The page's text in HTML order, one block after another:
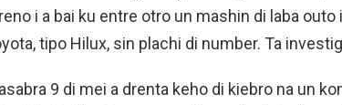
i a bai ku entre otro un mashin di laba outo
tipo Hilux, sin plachi di number. Ta
9 di mei a drenta keho di kiebro na un